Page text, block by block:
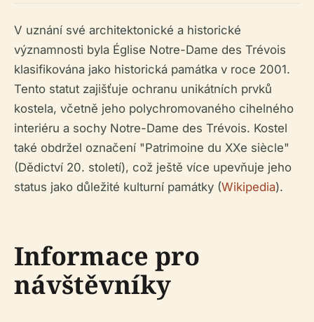
V uznání své architektonické a historické
významnosti byla Église Notre-Dame des Trévois
klasifikována jako historická památka v roce 2001.
Tento statut zajišťuje ochranu unikátních prvků
kostela, včetně jeho polychromovaného cihelného
interiéru a sochy Notre-Dame des Trévois. Kostel
také obdržel označení "Patrimoine du XXe siècle"
(Dědictví 20. století), což ještě více upevňuje jeho
status jako důležité kulturní památky (Wikipedia).
Informace pro
návštěvníky